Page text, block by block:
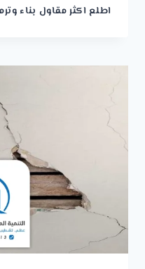
اطلع اكثر مقاول بناء